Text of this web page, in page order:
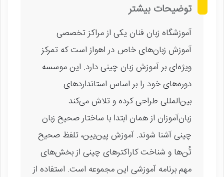
توضیحات بیشتر
آموزشگاه زبان فنان یکی از مراکز تخصصی
آموزش زبان‌های خاص در اهواز است که تمرکز
ویژه‌ای بر آموزش زبان چینی دارد. این موسسه
دوره‌های خود را بر اساس استانداردهای
بین‌المللی طراحی کرده و تلاش می‌کند
زبان‌آموزان از همان ابتدا با ساختار صحیح زبان
چینی آشنا شوند. آموزش پین‌یین، تلفظ صحیح
تُن‌ها و شناخت کاراکترهای چینی از بخش‌های
مهم برنامه آموزشی این مجموعه است. استفاده از